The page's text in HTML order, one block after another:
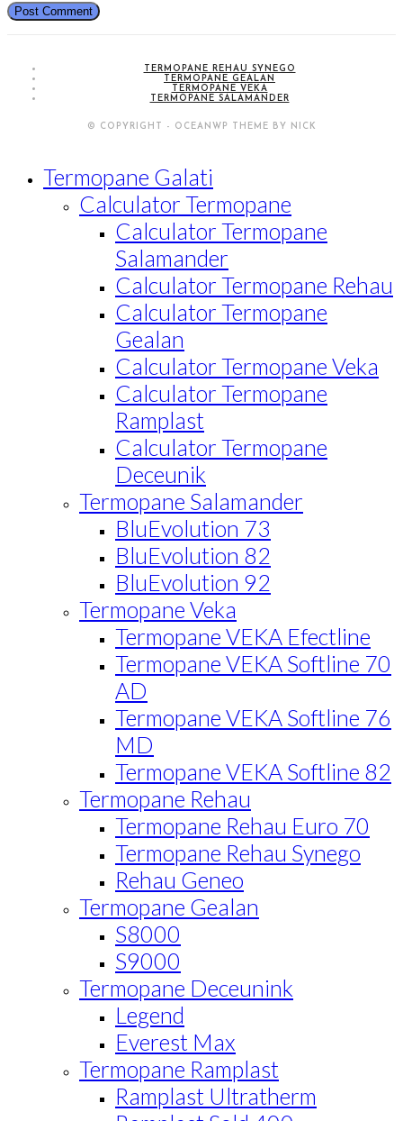
TERMOPANE REHAU SYNEGO
TERMOPANE GEALAN
TERMOPANE VEKA
TERMOPANE SALAMANDER
© COPYRIGHT - OCEANWP THEME BY NICK
Termopane Galati
Calculator Termopane
Calculator Termopane
Salamander
Calculator Termopane Rehau
Calculator Termopane
Gealan
Calculator Termopane Veka
Calculator Termopane
Ramplast
Calculator Termopane
Deceunik
Termopane Salamander
BluEvolution 73
BluEvolution 82
BluEvolution 92
Termopane Veka
Termopane VEKA Efectline
Termopane VEKA Softline 70
AD
Termopane VEKA Softline 76
MD
Termopane VEKA Softline 82
Termopane Rehau
Termopane Rehau Euro 70
Termopane Rehau Synego
Rehau Geneo
Termopane Gealan
S8000
S9000
Termopane Deceunink
Legend
Everest Max
Termopane Ramplast
Ramplast Ultratherm